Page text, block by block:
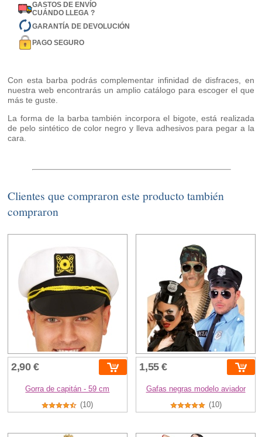
GASTOS DE ENVÍO
CUÁNDO LLEGA ?
GARANTÍA DE DEVOLUCIÓN
PAGO SEGURO
Con esta barba podrás complementar infinidad de disfraces, en
nuestra web encontrarás un amplio catálogo para escoger el que
más te guste.
La forma de la barba también incorpora el bigote, está realizada
de pelo sintético de color negro y lleva adhesivos para pegar a la
cara.
Clientes que compraron este producto también
compraron
2,90 €
Gorra de capitán - 59 cm
(10)
1,55 €
Gafas negras modelo aviador
(10)